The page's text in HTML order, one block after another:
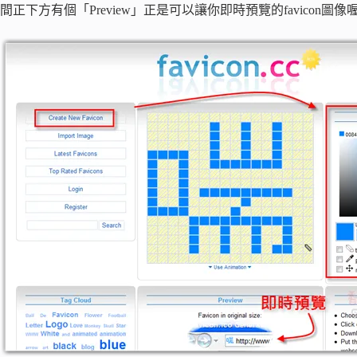
間正下方有個「Preview」正是可以讓你即時預覽的favicon圖像